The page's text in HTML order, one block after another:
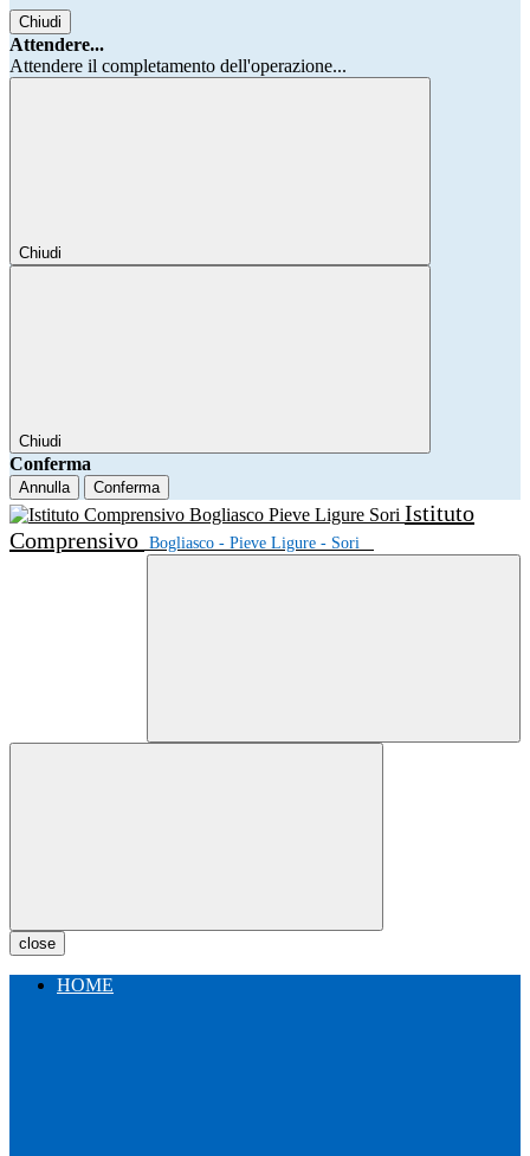
Chiudi
Attendere...
Attendere il completamento dell'operazione...
Chiudi
Chiudi
Conferma
Annulla Conferma
Istituto
Comprensivo Bogliasco - Pieve Ligure - Sori
close
HOME